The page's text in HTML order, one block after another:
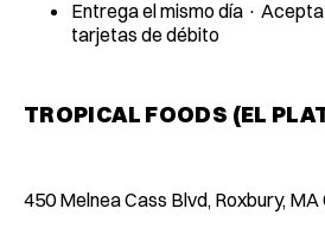
Entrega el mismo día ·
tarjetas de débito
TROPICAL FOODS (EL
450 Melnea Cass Blvd, Roxbury,